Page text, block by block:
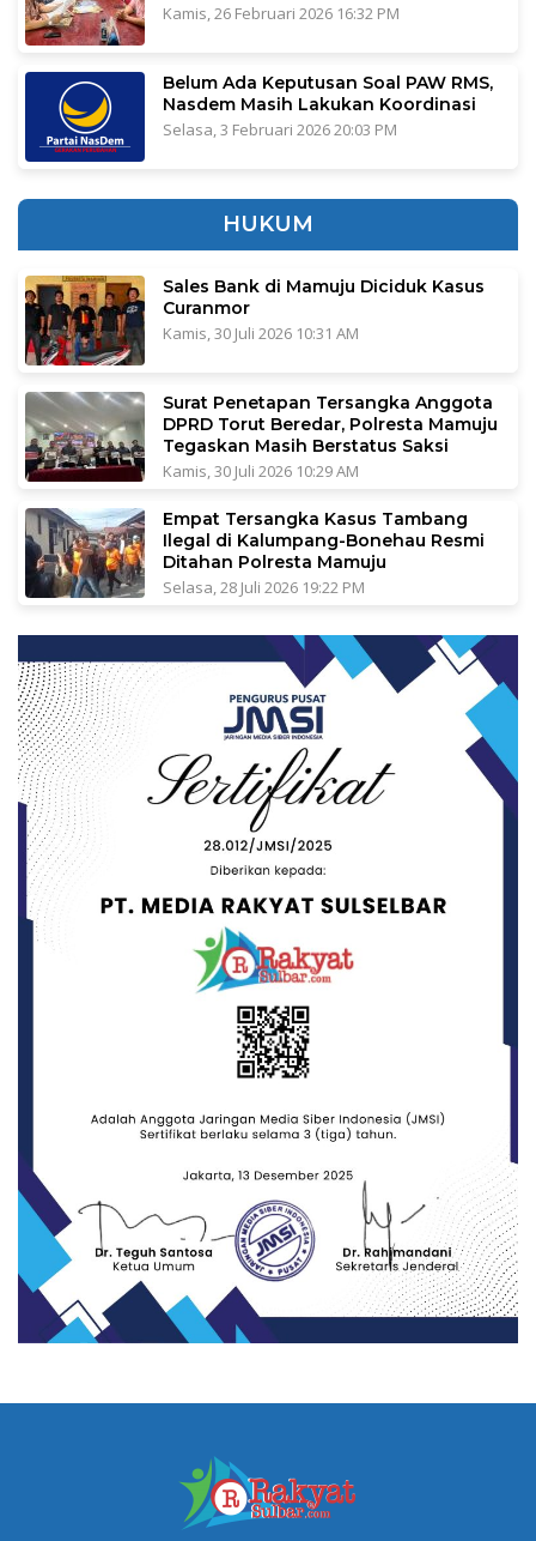
Kamis, 26 Februari 2026 16:32 PM
Belum Ada Keputusan Soal PAW RMS,
Nasdem Masih Lakukan Koordinasi
Selasa, 3 Februari 2026 20:03 PM
HUKUM
Sales Bank di Mamuju Diciduk Kasus
Curanmor
Kamis, 30 Juli 2026 10:31 AM
Surat Penetapan Tersangka Anggota
DPRD Torut Beredar, Polresta Mamuju
Tegaskan Masih Berstatus Saksi
Kamis, 30 Juli 2026 10:29 AM
Empat Tersangka Kasus Tambang
Ilegal di Kalumpang-Bonehau Resmi
Ditahan Polresta Mamuju
Selasa, 28 Juli 2026 19:22 PM